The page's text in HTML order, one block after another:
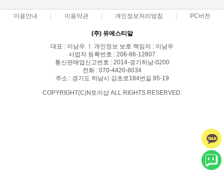
이용안내 이용약관 개인정보처리방침 PC버전
(주) 유에스티알
대표 : 이남우 ㅣ 개인정보 보호 책임자 : 이남우
사업자 등록번호 : 206-86-12807
통신판매업신고번호 : 2014-경기하남-0200
전화 : 070-4420-8034
주소 : 경기도 하남시 감초로184번길 85-19
COPYRIGHT(C)N토이샵 ALL RIGHTS RESERVED.